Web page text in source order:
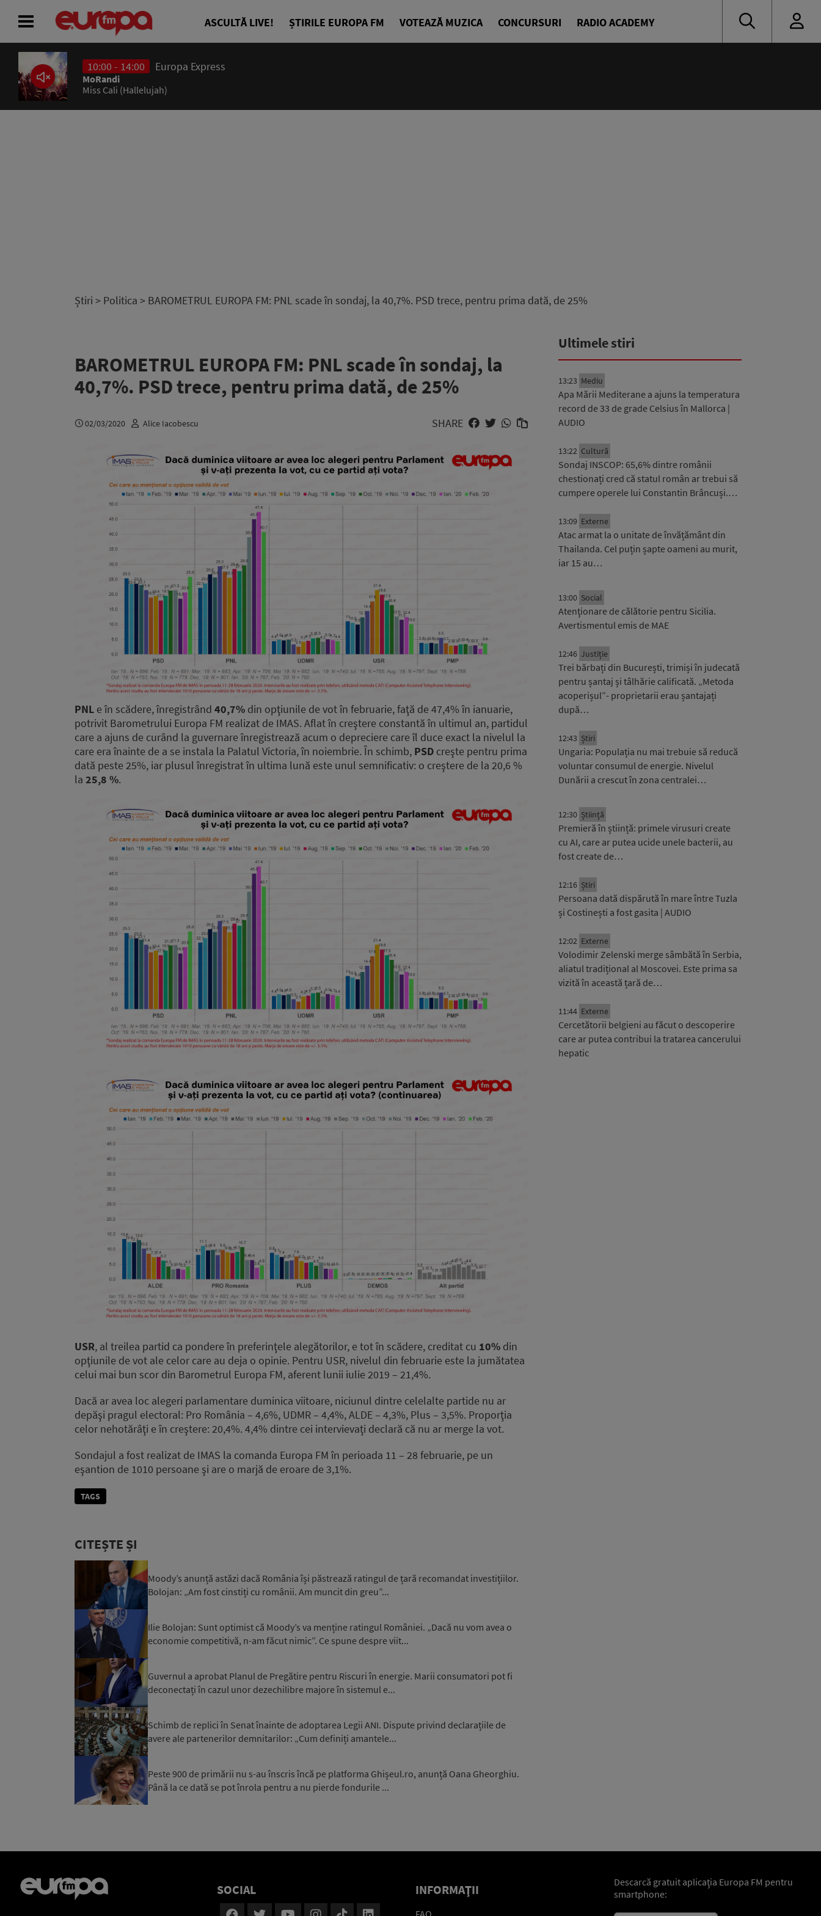
ASCULTĂ LIVE! ȘTIRILE EUROPA FM VOTEAZĂ MUZICA CONCURSURI RADIO ACADEMY
10:00 - 14:00 Europa Express
MoRandi
Miss Cali (Hallelujah)
Știri > Politica > BAROMETRUL EUROPA FM: PNL scade în sondaj, la 40,7%. PSD trece, pentru prima dată, de 25%
BAROMETRUL EUROPA FM: PNL scade în sondaj, la
40,7%. PSD trece, pentru prima dată, de 25%
02/03/2020 Alice Iacobescu SHARE
PNL e în scădere, înregistrând 40,7% din opţiunile de vot în februarie, faţă de 47,4% în ianuarie,
potrivit Barometrului Europa FM realizat de IMAS. Aflat în creştere constantă în ultimul an, partidul
care a ajuns de curând la guvernare înregistrează acum o depreciere care îl duce exact la nivelul la
care era înainte de a se instala la Palatul Victoria, în noiembrie. În schimb, PSD creşte pentru prima
dată peste 25%, iar plusul înregistrat în ultima lună este unul semnificativ: o creştere de la 20,6 %
la 25,8 %.
USR, al treilea partid ca pondere în preferinţele alegătorilor, e tot în scădere, creditat cu 10% din
opţiunile de vot ale celor care au deja o opinie. Pentru USR, nivelul din februarie este la jumătatea
celui mai bun scor din Barometrul Europa FM, aferent lunii iulie 2019 – 21,4%.
Dacă ar avea loc alegeri parlamentare duminica viitoare, niciunul dintre celelalte partide nu ar
depăşi pragul electoral: Pro România – 4,6%, UDMR – 4,4%, ALDE – 4,3%, Plus – 3,5%. Proporţia
celor nehotărâţi e în creştere: 20,4%. 4,4% dintre cei intervievaţi declară că nu ar merge la vot.
Sondajul a fost realizat de IMAS la comanda Europa FM în perioada 11 – 28 februarie, pe un
eşantion de 1010 persoane şi are o marjă de eroare de 3,1%.
TAGS
CITEȘTE ȘI
Moody’s anunță astăzi dacă România își păstrează ratingul de țară recomandat investițiilor.
Bolojan: „Am fost cinstiți cu românii. Am muncit din greu”...
Ilie Bolojan: Sunt optimist că Moody’s va menține ratingul României. „Dacă nu vom avea o
economie competitivă, n-am făcut nimic”. Ce spune despre viit...
Guvernul a aprobat Planul de Pregătire pentru Riscuri în energie. Marii consumatori pot fi
deconectați în cazul unor dezechilibre majore în sistemul e...
Schimb de replici în Senat înainte de adoptarea Legii ANI. Dispute privind declarațiile de
avere ale partenerilor demnitarilor: „Cum definiți amantele...
Peste 900 de primării nu s-au înscris încă pe platforma Ghișeul.ro, anunță Oana Gheorghiu.
Până la ce dată se pot înrola pentru a nu pierde fondurile ...
Ultimele stiri
13:23 Mediu
Apa Mării Mediterane a ajuns la temperatura
record de 33 de grade Celsius în Mallorca |
AUDIO
13:22 Cultură
Sondaj INSCOP: 65,6% dintre românii
chestionați cred că statul român ar trebui să
cumpere operele lui Constantin Brâncuși.…
13:09 Externe
Atac armat la o unitate de învățământ din
Thailanda. Cel puțin șapte oameni au murit,
iar 15 au…
13:00 Social
Atenţionare de călătorie pentru Sicilia.
Avertismentul emis de MAE
12:46 Justiție
Trei bărbați din București, trimiși în judecată
pentru șantaj și tâlhărie calificată. „Metoda
acoperișul”- proprietarii erau șantajați
după…
12:43 Știri
Ungaria: Populația nu mai trebuie să reducă
voluntar consumul de energie. Nivelul
Dunării a crescut în zona centralei…
12:30 Știinţă
Premieră în știință: primele virusuri create
cu AI, care ar putea ucide unele bacterii, au
fost create de…
12:16 Știri
Persoana dată dispărută în mare între Tuzla
și Costinești a fost gasita | AUDIO
12:02 Externe
Volodimir Zelenski merge sâmbătă în Serbia,
aliatul tradițional al Moscovei. Este prima sa
vizită în această țară de…
11:44 Externe
Cercetătorii belgieni au făcut o descoperire
care ar putea contribui la tratarea cancerului
hepatic
SOCIAL INFORMAŢII
Descarcă gratuit aplicaţia Europa FM pentru
smartphone:
ACASĂ
ȘTIRI